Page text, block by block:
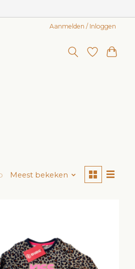
Aanmelden / Inloggen
Meest bekeken